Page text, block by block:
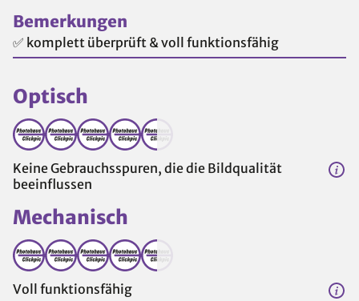
Bemerkungen
✅ komplett überprüft & voll funktionsfähig
Optisch
Keine Gebrauchsspuren, die die Bildqualität
beeinflussen
Mechanisch
Voll funktionsfähig